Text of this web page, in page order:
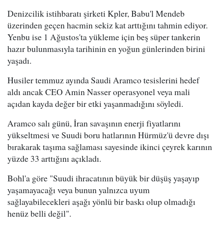
Denizcilik istihbaratı şirketi Kpler, Babu'l Mendeb
üzerinden geçen hacmin sekiz kat arttığını tahmin ediyor.
Yenbu ise 1 Ağustos'ta yükleme için beş süper tankerin
hazır bulunmasıyla tarihinin en yoğun günlerinden birini
yaşadı.
Husiler temmuz ayında Saudi Aramco tesislerini hedef
aldı ancak CEO Amin Nasser operasyonel veya mali
açıdan kayda değer bir etki yaşanmadığını söyledi.
Aramco salı günü, İran savaşının enerji fiyatlarını
yükseltmesi ve Suudi boru hatlarının Hürmüz'ü devre dışı
bırakarak taşıma sağlaması sayesinde ikinci çeyrek karının
yüzde 33 arttığını açıkladı.
Bohl'a göre "Suudi ihracatının büyük bir düşüş yaşayıp
yaşamayacağı veya bunun yalnızca uyum
sağlayabilecekleri aşağı yönlü bir baskı olup olmadığı
henüz belli değil".